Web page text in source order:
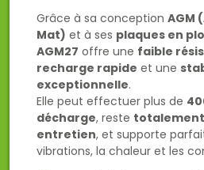
Grâce à sa conception AGM
Mat) et à ses plaques en
AGM27 offre une faible
recharge rapide et une
exceptionnelle.
Elle peut effectuer plus de
décharge, reste
entretien, et supporte
vibrations, la chaleur et les